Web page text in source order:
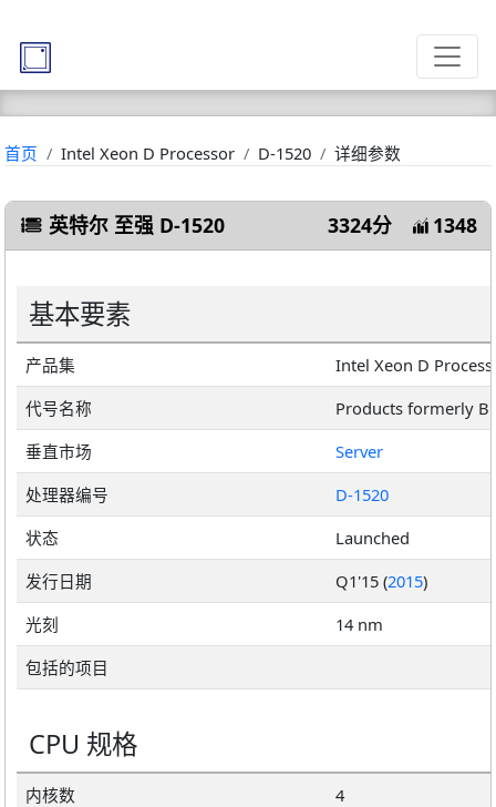
首页 Intel Xeon D Processor D-1520 详细参数
英特尔 至强 D-1520 3324分 1348
基本要素
产品集
Intel Xeon D
代号名称
Products formerly
垂直市场
Server
处理器编号
D-1520
状态
Launched
发行日期
Q1'15 (2015)
光刻
14 nm
包括的项目
CPU 规格
内核数
4